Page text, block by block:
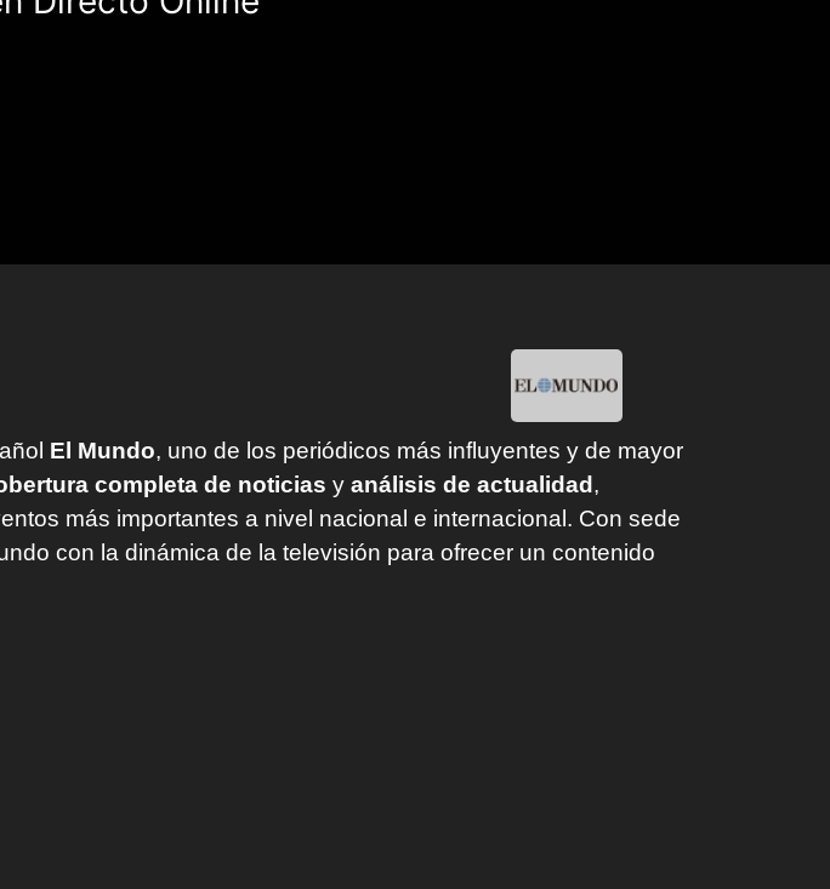
El Mundo, uno de los periódicos más influyentes y de mayor
completa de noticias y análisis de actualidad ,
más importantes a nivel nacional e internacional. Con sede
con la dinámica de la televisión para ofrecer un contenido